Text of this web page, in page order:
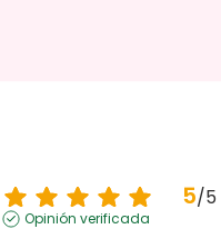
5/5
Opinión verificada